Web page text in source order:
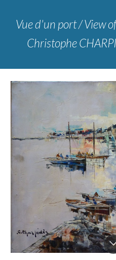
Vue d'un port / View
Christophe